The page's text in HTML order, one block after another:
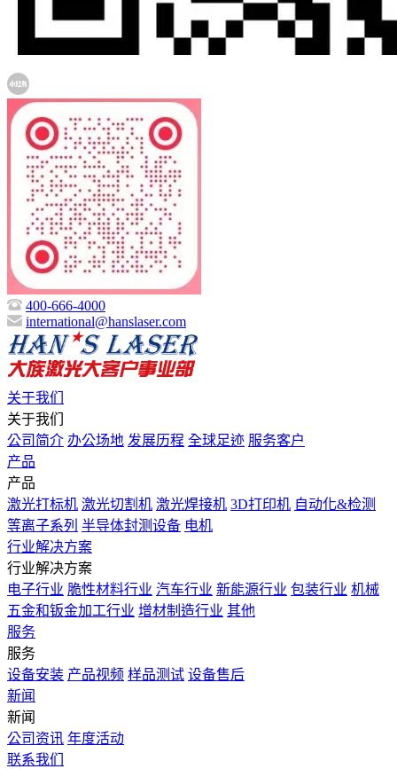
400-666-4000
international@hanslaser.com
关于我们
关于我们
公司简介 办公场地 发展历程 全球足迹 服务客户
产品
产品
激光打标机 激光切割机 激光焊接机 3D打印机 自动化&检测
等离子系列 半导体封测设备 电机
行业解决方案
行业解决方案
电子行业 脆性材料行业 汽车行业 新能源行业 包装行业 机械
五金和钣金加工行业 增材制造行业 其他
服务
服务
设备安装 产品视频 样品测试 设备售后
新闻
新闻
公司资讯 年度活动
联系我们